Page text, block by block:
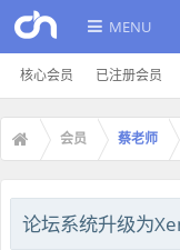
MENU
核心会员 已注册会员
会员 蔡老师
论坛系统升级为